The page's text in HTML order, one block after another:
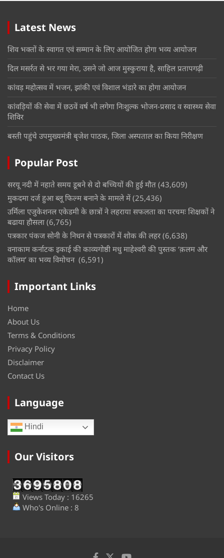
Latest News
शिव भक्तों के स्वागत एवं सम्मान के लिए आयोजित होगा भव्य आयोजन
दिल मसर्रत से भर गया मेरा, उसने जो आज मुस्कुराया है, साहिल प्रतापगढ़ी
कांवड़ महोत्सव में भजन, झांकी एवं विशाल भंडारे का होगा आयोजन
कांवड़ियों की सेवा में छठवें वर्ष भी लगेगा निःशुल्क भोजन-प्रसाद व स्वास्थ्य सेवा
शिविर
बस्ती पहुंचे उपमुख्यमंत्री बृजेश पाठक, जिला अस्पताल का किया निरीक्षण
Popular Post
सरयू नदी में नहाते समय डूबने से दो बच्चियों की हुई मौत (43,609)
मुकदमा दर्ज हुआ ब्लू फिल्म बनाने के मामले में (25,436)
उर्मिला एजुकेशनल एकेडमी के छात्रों ने लहराया सफलता का परचमः शिक्षकों ने
बढाया हौसला (6,765)
पत्रकार पंकज सोनी के निधन से पत्रकारों में शोक की लहर (6,638)
वनाकाम कर्नाटक इकाई की काव्यगोष्ठी मधु माहेश्वरी की पुस्तक ‘क़लम और
कॉलम’ का भव्य विमोचन (6,591)
Important Links
Home
About Us
Terms & Conditions
Privacy Policy
Disclaimer
Contact Us
Language
Hindi
Our Visitors
Views Today : 16265
Who's Online : 8